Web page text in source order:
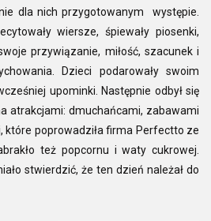
dla nich przygotowanym występie.
wiersze, śpiewały piosenki,
przywiązanie, miłość, szacunek i
Dzieci podarowały swoim
upominki. Następnie odbył się
atrakcjami: dmuchańcami, zabawami
które poprowadziła firma Perfectto ze
też popcornu i waty cukrowej.
stwierdzić, że ten dzień należał do